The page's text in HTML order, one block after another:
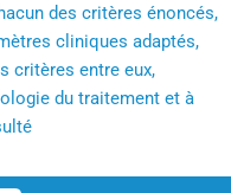
des critères énoncés,
cliniques adaptés,
critères entre eux,
du traitement et à